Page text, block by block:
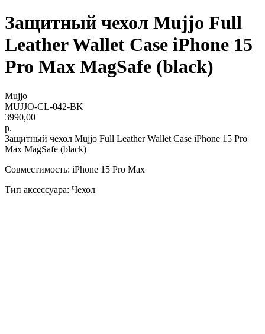
Защитный чехол Mujjo Full
Leather Wallet Case iPhone 15
Pro Max MagSafe (black)
Mujjo
MUJJO-CL-042-BK
3990,00
р.
Защитный чехол Mujjo Full Leather Wallet Case iPhone 15 Pro
Max MagSafe (black)
Совместимость: iPhone 15 Pro Max
Тип аксессуара: Чехол